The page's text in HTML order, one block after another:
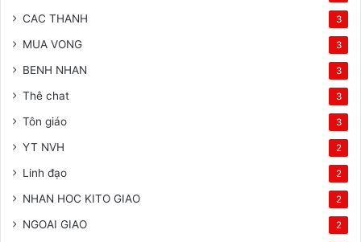
CAC THANH 3
MUA VONG 3
BENH NHAN 3
Thê chat 3
Tôn giáo 3
YT NVH 2
Linh đạo 2
NHAN HOC KITO GIAO 2
NGOAI GIAO 2